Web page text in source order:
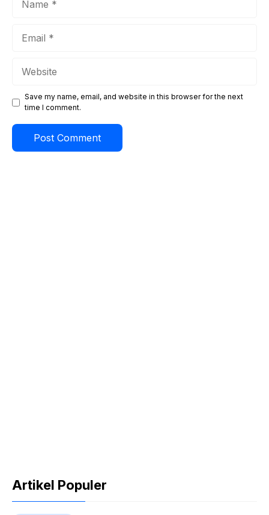
Save my name, email, and website in this browser for the next
time I comment.
Artikel Populer